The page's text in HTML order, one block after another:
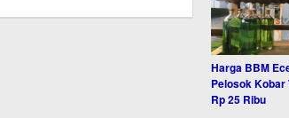
Harga BBM
Pelosok Kobar
Rp 25 Ribu